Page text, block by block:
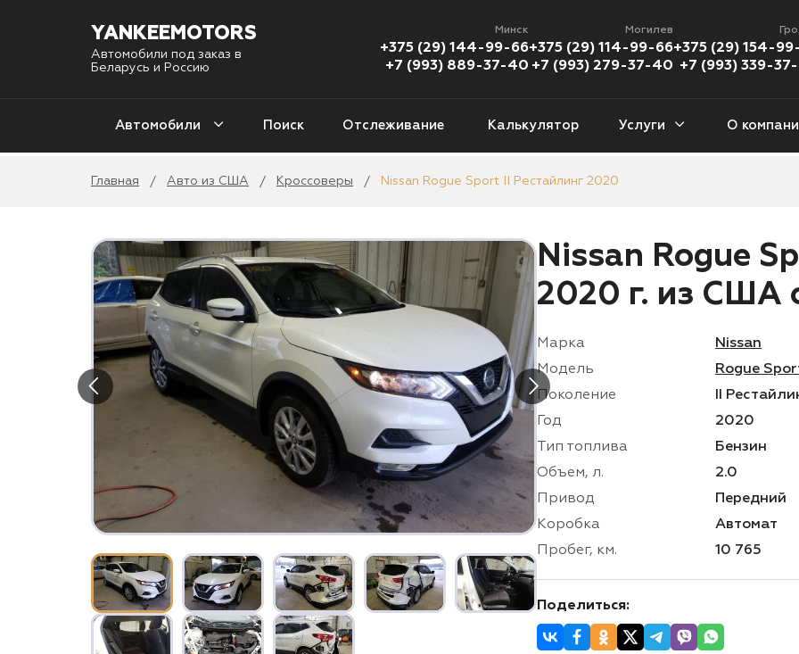
YANKEEMOTORS
Автомобили под заказ в
Беларусь и Россию
Минск
+375 (29) 144-99-66
+7 (993) 889-37-40
Могилев
+375 (29) 114-99-66
+7 (993) 279-37-40
+375 (29) 154-
+7 (993) 339-
Автомобили
Авто из Кореи
Авто из Китая
Авто из Европы
Универсалы
49 авто
Кабриолеты
56 авто
Минивены
94 авто
Мотоциклы
383 мото
Поиск Отслеживание Калькулятор Услуги О
Главная / Авто из США / Кроссоверы / Nissan Rogue Sport II Рестайлинг 2020
Nissan Rogue
2020 г. из США
Марка
Nissan
Модель
Rogue
Поколение
II
Год
2020
Тип топлива
Бензин
Объем, л.
2.0
Привод
Передний
Коробка
Автомат
Пробег, км.
10 765
Поделиться: